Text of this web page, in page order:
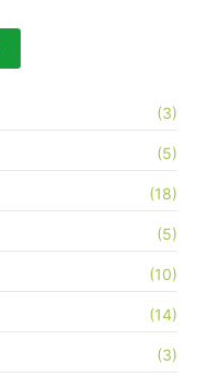
(3)
(5)
(18)
(5)
(10)
(14)
(3)